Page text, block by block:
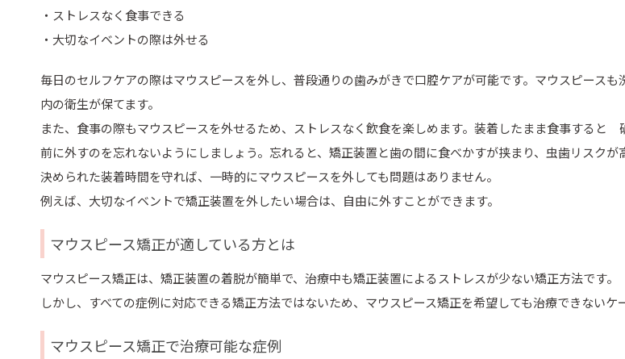
・ストレスなく食事できる
・大切なイベントの際は外せる
毎日のセルフケアの際はマウスピースを外し、普段通りの歯みがきで口腔ケアが可能です。マウスピース
内の衛生が保てます。
また、食事の際もマウスピースを外せるため、ストレスなく飲食を楽しめます。装着したまま食事すると
前に外すのを忘れないようにしましょう。忘れると、矯正装置と歯の間に食べかすが挟まり、虫歯リスクが
決められた装着時間を守れば、一時的にマウスピースを外しても問題はありません。
例えば、大切なイベントで矯正装置を外したい場合は、自由に外すことができます。
マウスピース矯正が適している方とは
マウスピース矯正は、矯正装置の着脱が簡単で、治療中も矯正装置によるストレスが少ない矯正方法です。
しかし、すべての症例に対応できる矯正方法ではないため、マウスピース矯正を希望しても治療できないケ
マウスピース矯正で治療可能な症例